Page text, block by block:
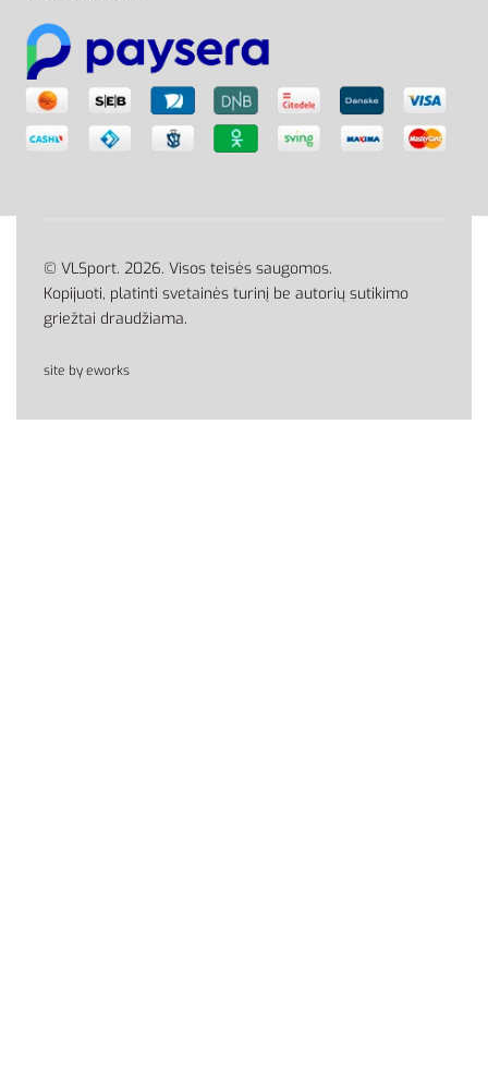
© VLSport. 2026. Visos teisės saugomos.
Kopijuoti, platinti svetainės turinį be autorių sutikimo
griežtai draudžiama.
site by eworks